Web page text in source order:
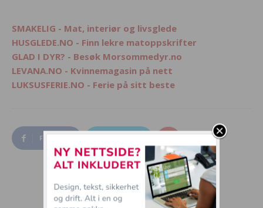
SMAKELIG - Mat, interiør og livsglede
HUSGLEDE.NO - Finn lekre matoppskrifter
GLAD I DYR? - Besøk Morsommedyr.no
LEVANA.NO - Kvinnemagasin på nett
LUKSUSFERIE.NO - Ferie på sitt beste
Facebook